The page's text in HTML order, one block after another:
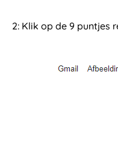
2: Klik op de 9 puntjes